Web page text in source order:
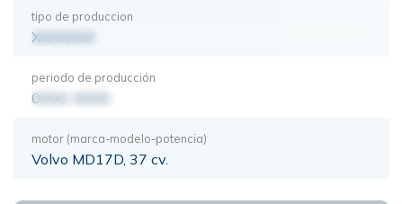
tipo de produccion
XXXXXXX
periodo de producción
0000-0000
motor (marca-modelo-potencia)
Volvo MD17D, 37 cv.